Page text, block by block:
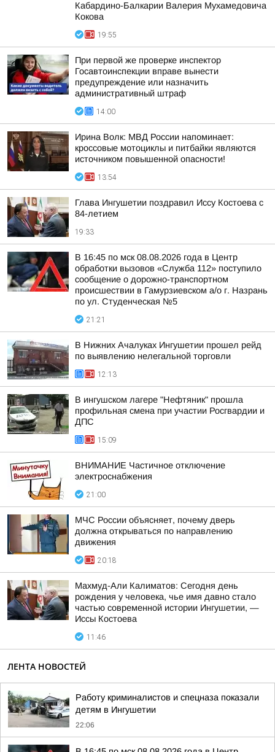
Кабардино-Балкарии Валерия Мухамедовича
Кокова
19:55
При первой же проверке инспектор
Госавтоинспекции вправе вынести
предупреждение или назначить
административный штраф
14:00
Ирина Волк: МВД России напоминает:
кроссовые мотоциклы и питбайки являются
источником повышенной опасности!
13:54
Глава Ингушетии поздравил Иссу Костоева с
84-летием
19:33
В 16:45 по мск 08.08.2026 года в Центр
обработки вызовов «Служба 112» поступило
сообщение о дорожно-транспортном
происшествии в Гамурзиевском а/о г. Назрань
по ул. Студенческая №5
21:21
В Нижних Ачалуках Ингушетии прошел рейд
по выявлению нелегальной торговли
12:13
В ингушском лагере "Нефтяник" прошла
профильная смена при участии Росгвардии и
ДПС
15:09
ВНИМАНИЕ Частичное отключение
электроснабжения
21:00
МЧС России объясняет, почему дверь
должна открываться по направлению
движения
20:18
Махмуд-Али Калиматов: Сегодня день
рождения у человека, чье имя давно стало
частью современной истории Ингушетии, —
Иссы Костоева
11:46
ЛЕНТА НОВОСТЕЙ
Работу криминалистов и спецназа показали
детям в Ингушетии
22:06